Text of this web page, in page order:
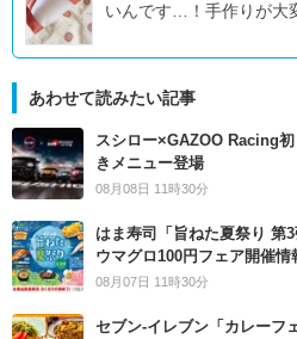
いんです…！手作りが大
あわせて読みたい記事
スシロー×GAZOO Racing
きメニュー登場
08月08日 11時30分
はま寿司「旨ねた夏祭り 第
ウマグロ100円フェア開催情
08月07日 11時30分
セブン‐イレブン「カレーフ